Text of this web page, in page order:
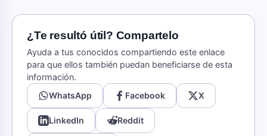
¿Te resultó útil? Compartelo
Ayuda a tus conocidos compartiendo este enlace
para que ellos también puedan beneficiarse de esta
información.
WhatsApp
Facebook X
LinkedIn Reddit